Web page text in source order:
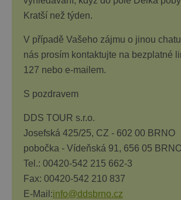
Kratší než týden.
V případě Vašeho zájmu o jinou
nás prosím kontaktujte na bezplatné
127 nebo e-mailem.
S pozdravem
DDS TOUR s.r.o.
Josefská 425/25, CZ - 602 00 BRNO
pobočka - Vídeňská 91, 656 05
Tel.: 00420-542 215 662-3
Fax: 00420-542 210 837
E-Mail:info@ddsbrno.cz